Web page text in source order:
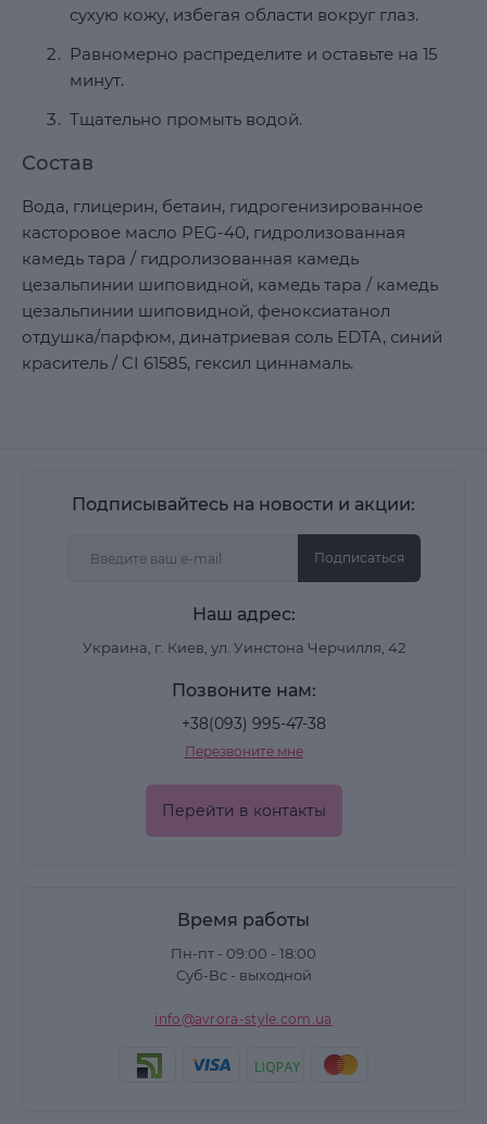
сухую кожу, избегая области вокруг глаз.
Равномерно распределите и оставьте на 15
минут.
Тщательно промыть водой.
Состав
Вода, глицерин, бетаин, гидрогенизированное
касторовое масло PEG-40, гидролизованная
камедь тара / гидролизованная камедь
цезальпинии шиповидной, камедь тара / камедь
цезальпинии шиповидной, феноксиатанол
отдушка/парфюм, динатриевая соль EDTA, синий
краситель / CI 61585, гексил циннамаль.
Подписывайтесь на новости и акции:
Подписаться
Наш адрес:
Украина, г. Киев, ул. Уинстона Черчилля, 42
Позвоните нам:
+38(093) 995-47-38
Перезвоните мне
Перейти в контакты
Время работы
Пн-пт - 09:00 - 18:00
Суб-Вс - выходной
info@avrora-style.com.ua